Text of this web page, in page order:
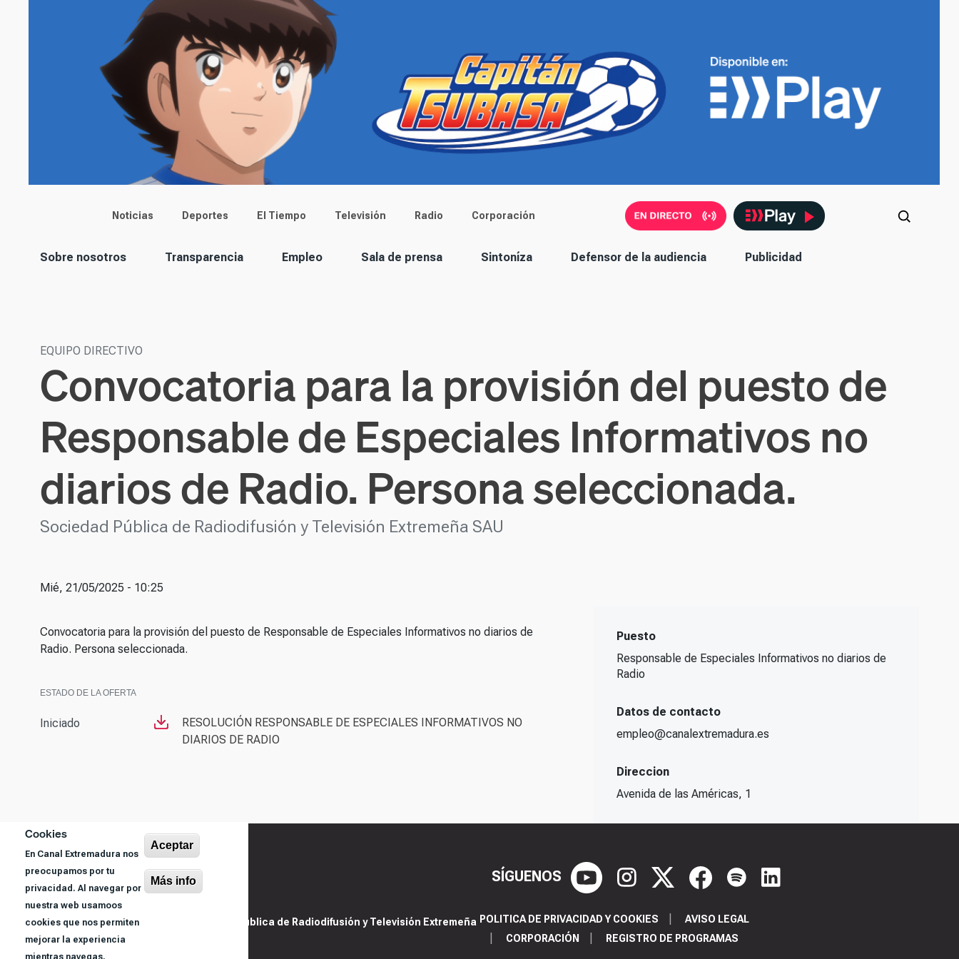
Cookies
En Canal Extremadura nos
preocupamos por tu
privacidad. Al navegar por
nuestra web usamoos
cookies que nos permiten
mejorar la experiencia
mientras navegas.
Aceptar
Más info
Main menu
Noticias Deportes El Tiempo Televisión Radio Corporación
Corporación
Sobre nosotros Transparencia Empleo Sala de prensa Sintoníza Defensor de la audiencia Publicidad
EQUIPO DIRECTIVO
Convocatoria para la provisión del puesto de
Responsable de Especiales Informativos no
diarios de Radio. Persona seleccionada.
Sociedad Pública de Radiodifusión y Televisión Extremeña SAU
Mié, 21/05/2025 - 10:25
Convocatoria para la provisión del puesto de Responsable de Especiales Informativos no diarios de
Radio. Persona seleccionada.
ESTADO DE LA OFERTA
Iniciado ARCHIVORESOLUCIÓN RESPONSABLE DE ESPECIALES INFORMATIVOS NO
DIARIOS DE RADIO
Puesto
Responsable de Especiales Informativos no diarios de
Radio
Datos de contacto
empleo@canalextremadura.es
Direccion
Avenida de las Américas, 1
SÍGUENOS
@ Sociedad Pública de Radiodifusión y Televisión Extremeña POLITICA DE PRIVACIDAD Y COOKIES
AVISO LEGAL
CORPORACIÓN
REGISTRO DE PROGRAMAS